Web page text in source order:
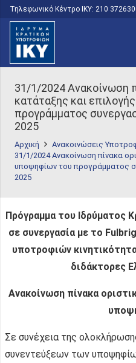
Τηλεφωνικό Κέντρο IKY: 210
31/1/2024 Ανακοίνωση
κατάταξης και
προγράμματος
2025
Αρχική
Ανακοινώσεις
31/1/2024 Ανακοίνωση πίνακα
υποψηφίων του προγράμματος
2025
Πρόγραμμα του Ιδρύματος
σε συνεργασία με το
υποτροφιών
διδάκτορες
Ανακοίνωση πίνακα
Σε συνέχεια της
συνεντεύξεων των